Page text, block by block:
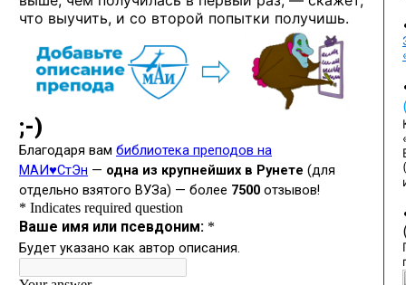
что выучить, и со второй попытки получишь.
(